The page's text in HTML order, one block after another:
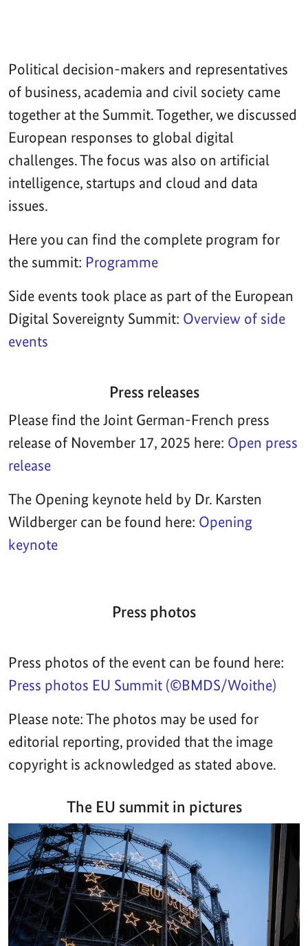
Political decision-makers and representatives
of business, academia and civil society came
together at the Summit. Together, we discussed
European responses to global digital
challenges. The focus was also on artificial
intelligence, startups and cloud and data
issues.
Here you can find the complete program for
the summit: Programme
Side events took place as part of the European
Digital Sovereignty Summit: Overview of side
events
Press releases
Please find the Joint German-French press
release of November 17, 2025 here: Open press
release
The Opening keynote held by Dr. Karsten
Wildberger can be found here: Opening
keynote
Press photos
Press photos of the event can be found here:
Press photos EU Summit (©BMDS/Woithe)
Please note: The photos may be used for
editorial reporting, provided that the image
copyright is acknowledged as stated above.
The EU summit in pictures